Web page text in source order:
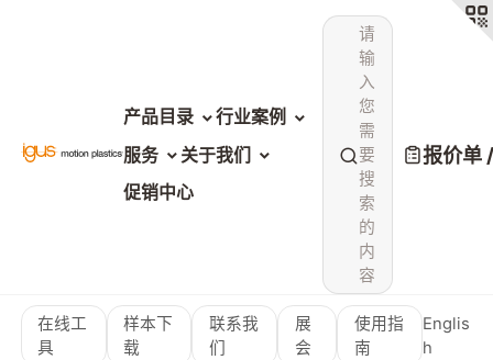
产品目录
行业案例
服务
关于我们
促销中心
请
输
入
您
需
要
搜
索
的
内
容
报价单
在线工
具
样本下
载
联系我
们
展
会
使用指
南
Englis
h